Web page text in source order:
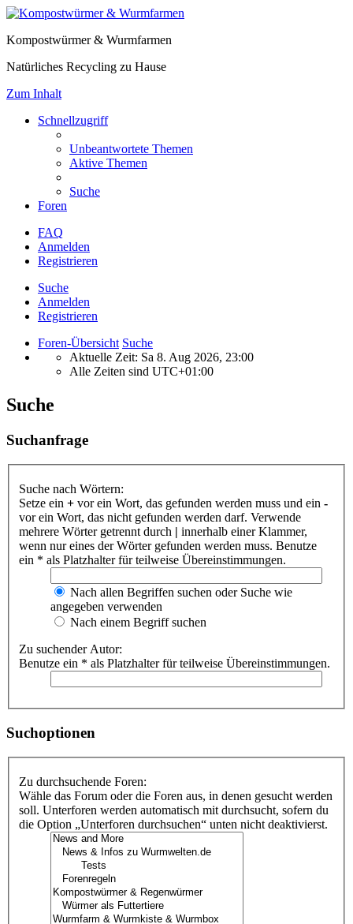
Kompostwürmer & Wurmfarmen
Natürliches Recycling zu Hause
Zum Inhalt
Schnellzugriff
Unbeantwortete Themen
Aktive Themen
Suche
Foren
FAQ
Anmelden
Registrieren
Suche
Anmelden
Registrieren
Foren-Übersicht Suche
Aktuelle Zeit: Sa 8. Aug 2026, 23:00
Alle Zeiten sind UTC+01:00
Suche
Suchanfrage
Suche nach Wörtern:
Setze ein + vor ein Wort, das gefunden werden muss und ein -
vor ein Wort, das nicht gefunden werden darf. Verwende
mehrere Wörter getrennt durch | innerhalb einer Klammer,
wenn nur eines der Wörter gefunden werden muss. Benutze
ein * als Platzhalter für teilweise Übereinstimmungen.
Nach allen Begriffen suchen oder Suche wie
angegeben verwenden
Nach einem Begriff suchen
Zu suchender Autor:
Benutze ein * als Platzhalter für teilweise Übereinstimmungen.
Suchoptionen
Zu durchsuchende Foren:
Wähle das Forum oder die Foren aus, in denen gesucht werden
soll. Unterforen werden automatisch mit durchsucht, sofern du
die Option „Unterforen durchsuchen“ unten nicht deaktivierst.